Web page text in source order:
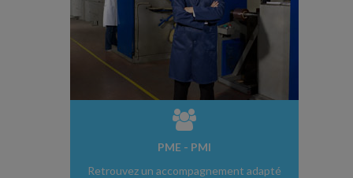
PME - PMI
Retrouvez un accompagnement adapté